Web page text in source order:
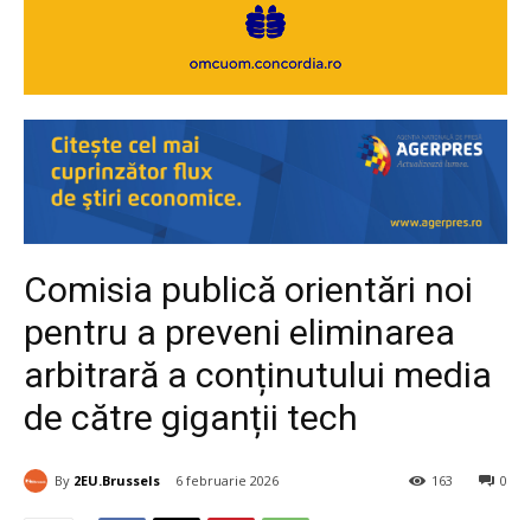
Comisia publică orientări noi
pentru a preveni eliminarea
arbitrară a conținutului media
de către giganții tech
By 2EU.Brussels 6 februarie 2026 0
163